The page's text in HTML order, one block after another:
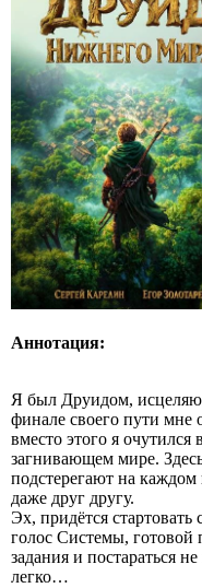
Аннотация:
Я был Друидом,
финале своего пути мне
вместо этого я
загнивающем мире.
подстерегают на
даже друг другу.
Эх, придётся стартовать
голос Системы, готовой
задания и постараться
легко…